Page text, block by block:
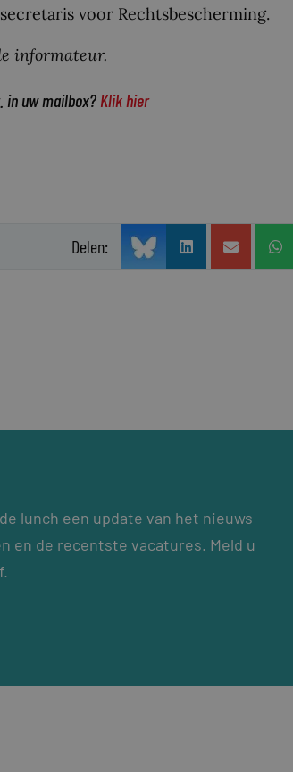
voor Rechtsbescherming.
informateur.
in uw mailbox? Klik hier
Delen:
lunch een update van het nieuws
en de recentste vacatures. Meld u